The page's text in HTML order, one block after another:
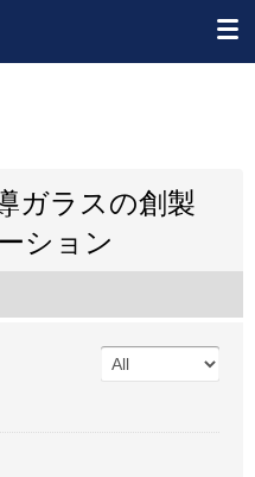
ガラスの創製
ション